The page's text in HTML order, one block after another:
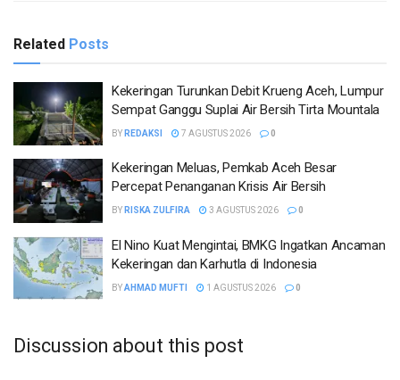
Related Posts
Kekeringan Turunkan Debit Krueng Aceh, Lumpur
Sempat Ganggu Suplai Air Bersih Tirta Mountala
BY REDAKSI 7 AGUSTUS 2026 0
Kekeringan Meluas, Pemkab Aceh Besar
Percepat Penanganan Krisis Air Bersih
BY RISKA ZULFIRA 3 AGUSTUS 2026 0
El Nino Kuat Mengintai, BMKG Ingatkan Ancaman
Kekeringan dan Karhutla di Indonesia
BYAHMAD MUFTI 1 AGUSTUS 2026 0
Discussion about this post